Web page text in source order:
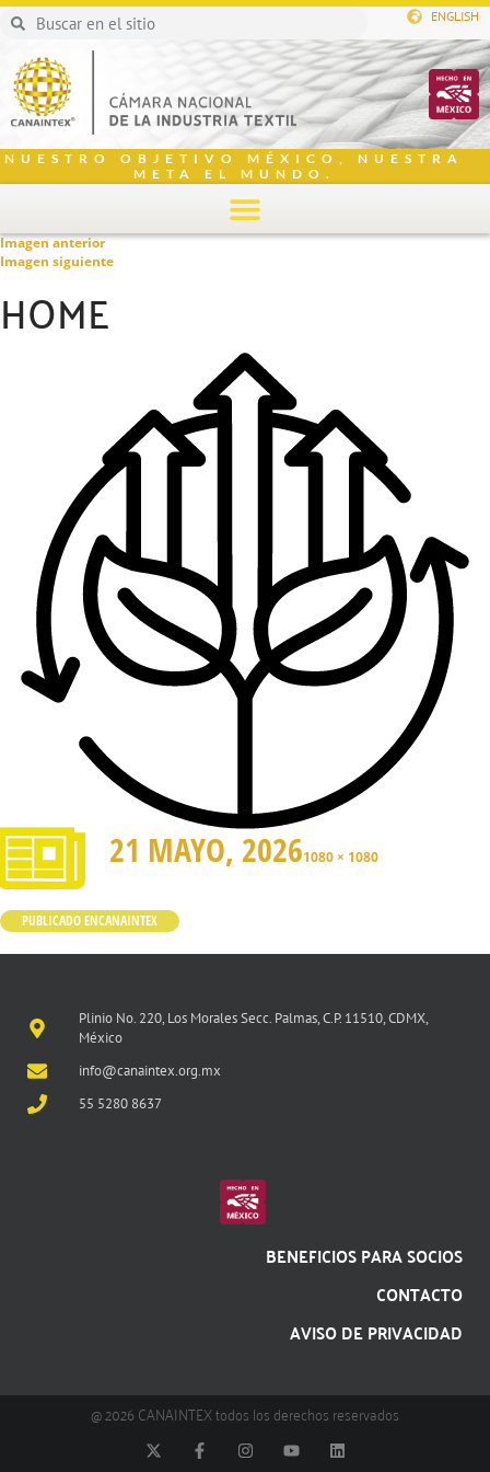
ENGLISH
NUESTRO OBJETIVO MÉXICO, NUESTRA
META EL MUNDO.
Imagen anterior
Imagen siguiente
HOME
21 MAYO, 20261080 × 1080
PUBLICADO ENCANAINTEX
Plinio No. 220, Los Morales Secc. Palmas, C.P. 11510, CDMX,
México
info@canaintex.org.mx
55 5280 8637
BENEFICIOS PARA SOCIOS
CONTACTO
AVISO DE PRIVACIDAD
@ 2026 CANAINTEX todos los derechos reservados